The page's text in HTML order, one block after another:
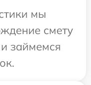
мы
смету
займемся